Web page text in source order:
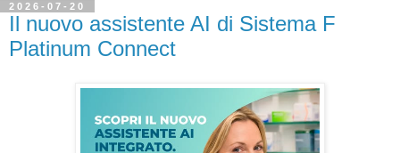
2026-07-20
Il nuovo assistente AI di Sistema F
Platinum Connect